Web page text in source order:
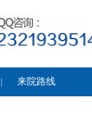
来院路线